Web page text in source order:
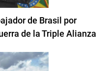
de Brasil por
de la Triple Alianza